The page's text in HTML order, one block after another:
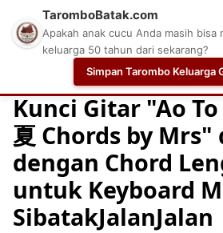
Chord Chord Gitar
Kunci Gitar "Ao
夏 Chords by
dengan Chord
untuk Keyboard
SibatakJalanJalan
TaromboBatak.com
Apakah anak cucu Anda masih
keluarga 50 tahun dari sekarang?
Simpan Tarombo Keluarga